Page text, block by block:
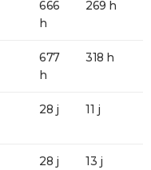
666
h
269 h
677
h
318 h
28 j 11 j
28 j 13 j